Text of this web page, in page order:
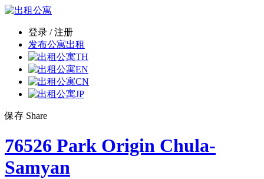
登录 / 注册
发布公寓出租
TH
EN
CN
JP
保存 Share
76526 Park Origin Chula-
Samyan